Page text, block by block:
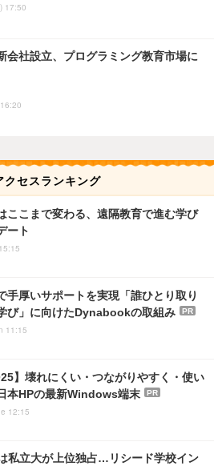
17:50
会社設立、プログラミング教育市場に
クセスランキング
ここまで変わる、遠隔教育で進む学び
ート
手厚いサポートを実現「誰ひとり取り
び」に向けたDynabookの取組み
PR
11:15
】壊れにくい・つながりやすく・使い
本HPの最新Windows端末
PR
12:15
私立大が上位独占…リシード学校イン